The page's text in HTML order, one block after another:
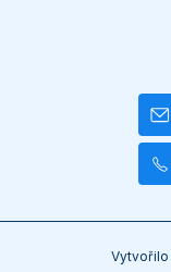
Vytvořilo